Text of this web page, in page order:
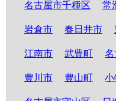
名古屋市千種区 常
岩倉市 春日井市
江南市 武豊町 名
豊川市 豊山町 小